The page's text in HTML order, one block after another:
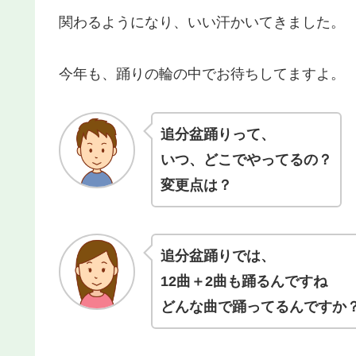
関わるようになり、いい汗かいてきました。
今年も、踊りの輪の中でお待ちしてますよ。
追分盆踊りって、
いつ、どこでやってるの？
変更点は？
追分盆踊りでは、
12曲＋2曲も踊るんですね
どんな曲で踊ってるんですか